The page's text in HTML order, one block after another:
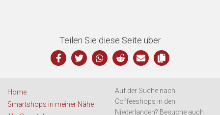
Teilen Sie diese Seite über
Home
Smartshops in meiner Nähe
Auf der Suche nach
Coffeeshops in den
Niederlanden? Besuche auch